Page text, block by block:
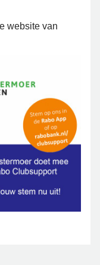
website van